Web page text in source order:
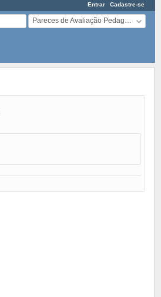
Entrar Cadastre-se
Pareces de Avaliação Pedagógica